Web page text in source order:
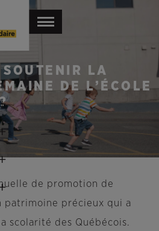
SOUTENIR LA
DE L’ÉCOLE
de promotion de
patrimoine précieux qui a
scolarité des Québécois.